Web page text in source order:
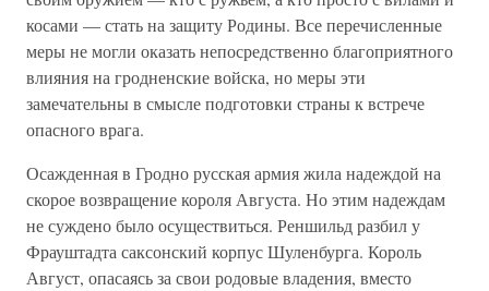
косами — стать на защиту Родины. Все перечисленные
меры не могли оказать непосредственно благоприятного
влияния на гродненские войска, но меры эти
замечательны в смысле подготовки страны к встрече
опасного врага.
Осажденная в Гродно русская армия жила надеждой на
скорое возвращение короля Августа. Но этим надеждам
не суждено было осуществиться. Реншильд разбил у
Фрауштадта саксонский корпус Шуленбурга. Король
Август, опасаясь за свои родовые владения, вместо